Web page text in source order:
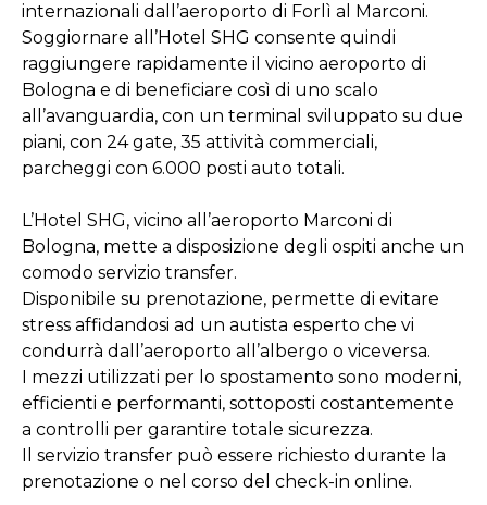
internazionali dall’aeroporto di Forlì al Marconi.
Soggiornare all’Hotel SHG consente quindi
raggiungere rapidamente il vicino aeroporto di
Bologna e di beneficiare così di uno scalo
all’avanguardia, con un terminal sviluppato su due
piani, con 24 gate, 35 attività commerciali,
parcheggi con 6.000 posti auto totali.
L’Hotel SHG, vicino all’aeroporto Marconi di
Bologna, mette a disposizione degli ospiti anche un
comodo servizio transfer.
Disponibile su prenotazione, permette di evitare
stress affidandosi ad un autista esperto che vi
condurrà dall’aeroporto all’albergo o viceversa.
I mezzi utilizzati per lo spostamento sono moderni,
efficienti e performanti, sottoposti costantemente
a controlli per garantire totale sicurezza.
Il servizio transfer può essere richiesto durante la
prenotazione o nel corso del check-in online.